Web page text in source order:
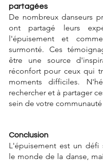
partagées
De nombreux danseurs
ont partagé leurs
l'épuisement et
surmonté. Ces
être une source
réconfort pour ceux qui
moments difficiles.
rechercher et à partager
sein de votre
Conclusion
L'épuisement est un défi
le monde de la danse,